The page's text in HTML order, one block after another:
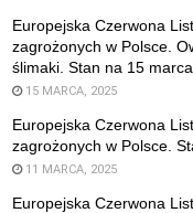
Europejska Czerwona
zagrożonych w Polsce.
ślimaki. Stan na 15
15 MARCA, 2025
Europejska Czerwona
zagrożonych w Polsce.
11 MARCA, 2025
Europejska Czerwona